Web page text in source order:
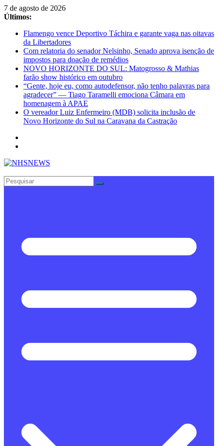
Pular
para
conteúdo
7 de agosto de 2026
Últimos:
Flamengo vence Deportivo Táchira e garante vaga nas oitavas
da Libertadores
Com relatoria do senador Nelsinho, Senado aprova isenção de
impostos para doação de remédios
NOVO HORIZONTE DO SUL: Matogrosso & Mathias
farão show histórico em outubro
“Gente, hoje eu, como autodefensor, não tenho palavras para
agradecer” — Tiago Taramelli emociona Câmara em
homenagem à APAE
O vereador Luiz Enfermeiro (MDB) solicita inclusão de
Novo Horizonte do Sul na Caravana da Castração